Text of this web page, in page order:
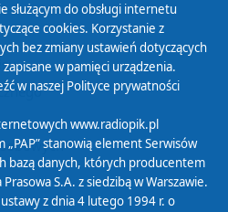
służącym do obsługi internetu
cookies. Korzystanie z
bez zmiany ustawień dotyczących
w pamięci urządzenia.
w naszej Polityce prywatności
www.radiopik.pl
stanowią element Serwisów
bazą danych, których producentem
S.A. z siedzibą w Warszawie.
z dnia 4 lutego 1994 r. o